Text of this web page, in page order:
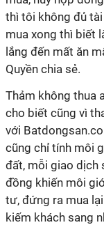
thì tôi không đủ
mua xong thì biết
lắng đến mất ăn
Quyền chia sẻ.
Thảm không thua
cho biết cũng vì
với
cũng chỉ tính môi
đất, mỗi giao dịch
đồng khiến môi
tư, đứng ra mua
kiếm khách sang